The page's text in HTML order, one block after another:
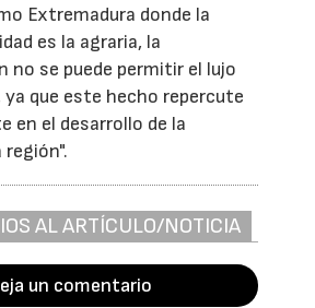
Extremadura donde la
es la agraria, la
no se puede permitir el lujo
ya que este hecho repercute
en el desarrollo de la
AL ARTÍCULO/NOTICIA
un comentario